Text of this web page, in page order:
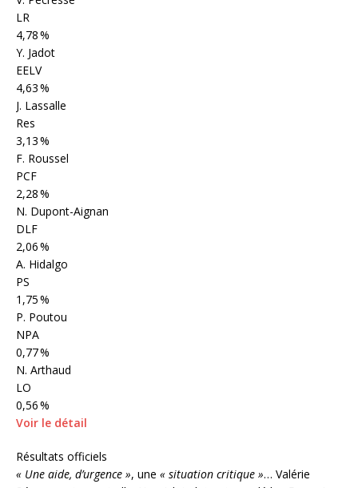
LR
4,78 %
Y. Jadot
EELV
4,63 %
J. Lassalle
Res
3,13 %
F. Roussel
PCF
2,28 %
N. Dupont-Aignan
DLF
2,06 %
A. Hidalgo
PS
1,75 %
P. Poutou
NPA
0,77 %
N. Arthaud
LO
0,56 %
Voir le détail
Résultats officiels
« Une aide, d’urgence », une « situation critique »… Valérie